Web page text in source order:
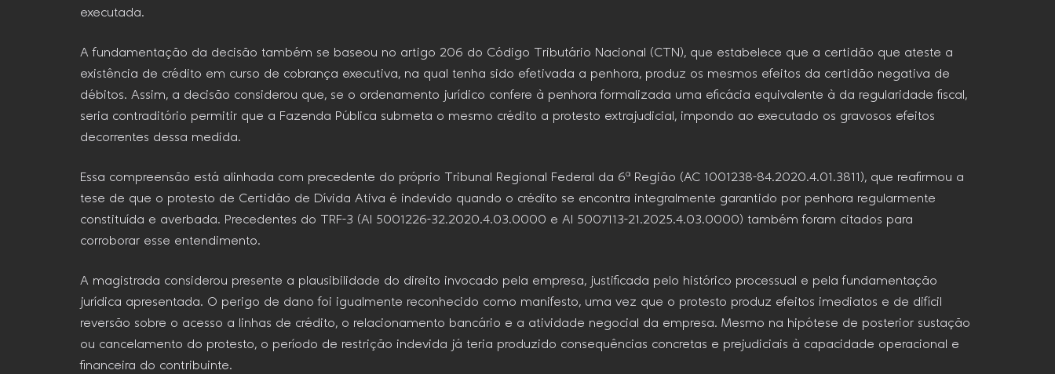
executada.
A fundamentação da decisão também se baseou no artigo 206 do Código Tributário Nacional (CTN), que estabelece que a certidão que ateste a
existência de crédito em curso de cobrança executiva, na qual tenha sido efetivada a penhora, produz os mesmos efeitos da certidão negativa de
débitos. Assim, a decisão considerou que, se o ordenamento jurídico confere à penhora formalizada uma eficácia equivalente à da regularidade fiscal,
seria contraditório permitir que a Fazenda Pública submeta o mesmo crédito a protesto extrajudicial, impondo ao executado os gravosos efeitos
decorrentes dessa medida.
Essa compreensão está alinhada com precedente do próprio Tribunal Regional Federal da 6ª Região (AC 1001238-84.2020.4.01.3811), que reafirmou a
tese de que o protesto de Certidão de Dívida Ativa é indevido quando o crédito se encontra integralmente garantido por penhora regularmente
constituída e averbada. Precedentes do TRF-3 (AI 5001226-32.2020.4.03.0000 e AI 5007113-21.2025.4.03.0000) também foram citados para
corroborar esse entendimento.
A magistrada considerou presente a plausibilidade do direito invocado pela empresa, justificada pelo histórico processual e pela fundamentação
jurídica apresentada. O perigo de dano foi igualmente reconhecido como manifesto, uma vez que o protesto produz efeitos imediatos e de difícil
reversão sobre o acesso a linhas de crédito, o relacionamento bancário e a atividade negocial da empresa. Mesmo na hipótese de posterior sustação
ou cancelamento do protesto, o período de restrição indevida já teria produzido consequências concretas e prejudiciais à capacidade operacional e
financeira do contribuinte.